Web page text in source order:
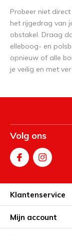
Probeer niet
het rijgedrag van
obstakel. Draag
elleboog- en
opnieuw of alle
je veilig en met
Volg ons
Klantenservice
Mijn account